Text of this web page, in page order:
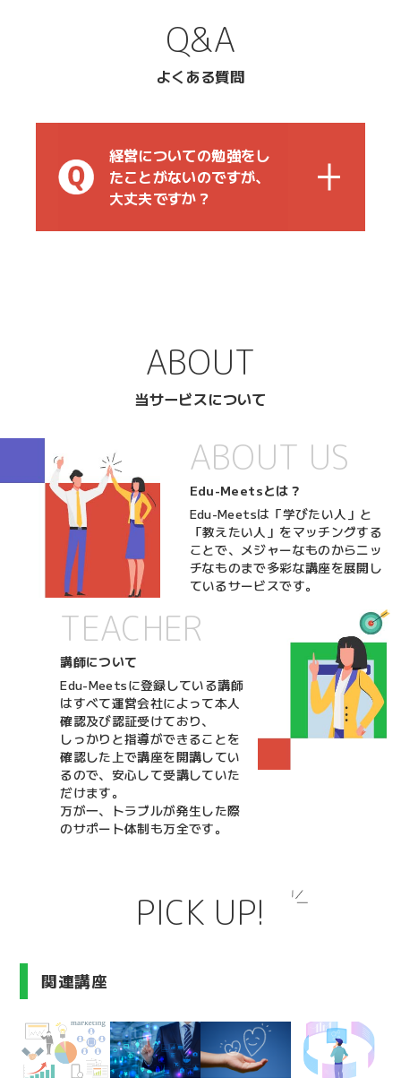
Q&A
よくある質問
経営についての勉強をし
たことがないのですが、
大丈夫ですか？
ABOUT
当サービスについて
ABOUT US
Edu-Meetsとは？
Edu-Meetsは「学びたい人」と
「教えたい人」をマッチングする
ことで、メジャーなものからニッ
チなものまで多彩な講座を展開し
ているサービスです。
TEACHER
講師について
Edu-Meetsに登録している講師
はすべて運営会社によって本人
確認及び認証受けており、
しっかりと指導ができることを
確認した上で講座を開講してい
るので、安心して受講していた
だけます。
万が一、トラブルが発生した際
のサポート体制も万全です。
PICK UP!
関連講座